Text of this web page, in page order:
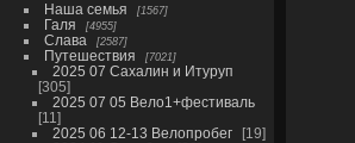
Наша семья 1567
Галя 4955
Слава 2587
Путешествия 7021
2025 07 Сахалин и Итуруп
305
2025 07 05 Вело1+фестиваль
11
2025 06 12-13 Велопробег
19